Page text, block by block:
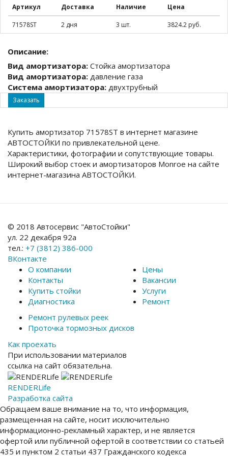
Артикул Доставка Наличие Цена
71578ST 2 дня 3 шт. 3824.2 руб.
Описание:
Вид амортизатора: Стойка амортизатора
Вид амортизатора: давление газа
Система амортизатора: двухтрубный
Заказать
Купить амортизатор 71578ST в интернет магазине
АВТОСТОЙКИ по привлекательной цене.
Характеристики, фотографии и сопутствующие товары.
Широкий выбор стоек и амортизаторов Monroe на сайте
интернет-магазина АВТОСТОЙКИ.
© 2018 Автосервис "АвтоСтойки"
ул. 22 декабря 92а
тел.: +7 (3812) 386-000
ВКонтакте
О компании
Контакты
Купить стойки
Диагностика
Цены
Вакансии
Услуги
Ремонт
Ремонт рулевых реек
Проточка тормозных дисков
Как проехать
При использовании материалов
ссылка на сайт обязательна.
RENDERLife
Разработка сайта
Обращаем ваше внимание на то, что информация,
размещенная на сайте, носит исключительно
информационно-рекламный характер, и не является
офертой или публичной офертой в соответствии со статьей
435 и пунктом 2 статьи 437 Гражданского кодекса